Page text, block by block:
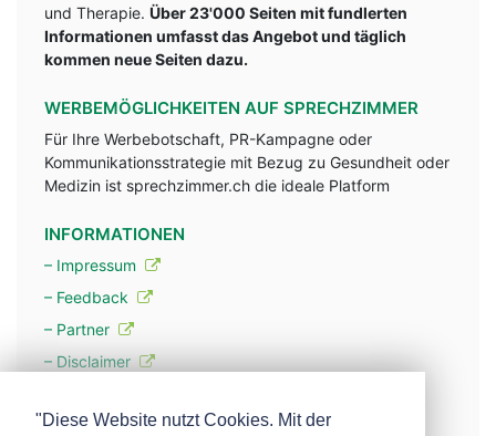
und Therapie. Über 23'000 Seiten mit fundlerten
Informationen umfasst das Angebot und täglich
kommen neue Seiten dazu.
WERBEMÖGLICHKEITEN AUF SPRECHZIMMER
Für Ihre Werbebotschaft, PR-Kampagne oder
Kommunikationsstrategie mit Bezug zu Gesundheit oder
Medizin ist sprechzimmer.ch die ideale Platform
INFORMATIONEN
– Impressum
– Feedback
– Partner
– Disclaimer
"Diese Website nutzt Cookies. Mit der